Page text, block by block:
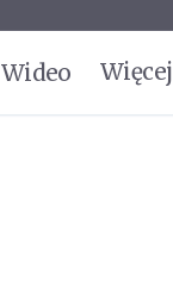
Wideo Więcej